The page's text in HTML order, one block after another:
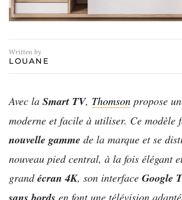
Written by
LOUANE
Avec la Smart TV, Thomson propose
moderne et facile à utiliser. Ce modèle
nouvelle gamme de la marque et se
nouveau pied central, à la fois élégant
grandécran 4K, son interface Google